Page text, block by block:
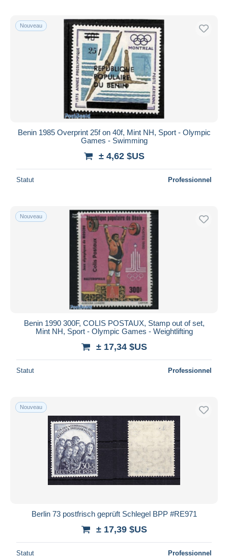
Nouveau
Benin 1985 Overprint 25f on 40f, Mint NH, Sport - Olympic
Games - Swimming
± 4,62 $US
Statut Professionnel
Nouveau
Benin 1990 300F, COLIS POSTAUX, Stamp out of set,
Mint NH, Sport - Olympic Games - Weightlifting
± 17,34 $US
Statut Professionnel
Nouveau
Berlin 73 postfrisch geprüft Schlegel BPP #RE971
± 17,39 $US
Statut Professionnel